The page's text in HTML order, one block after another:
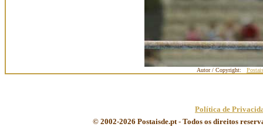
Autor / Copyright:
Política de
© 2002-2026 Postaisde.pt - Todos os direitos